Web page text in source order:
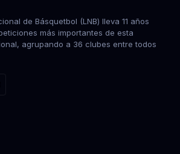
de Básquetbol (LNB) lleva 11 años
más importantes de esta
agrupando a 36 clubes entre todos